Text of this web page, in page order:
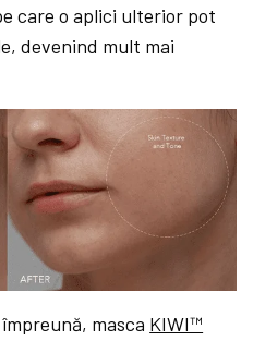
care o aplici ulterior pot
devenind mult mai
masca KIWI™